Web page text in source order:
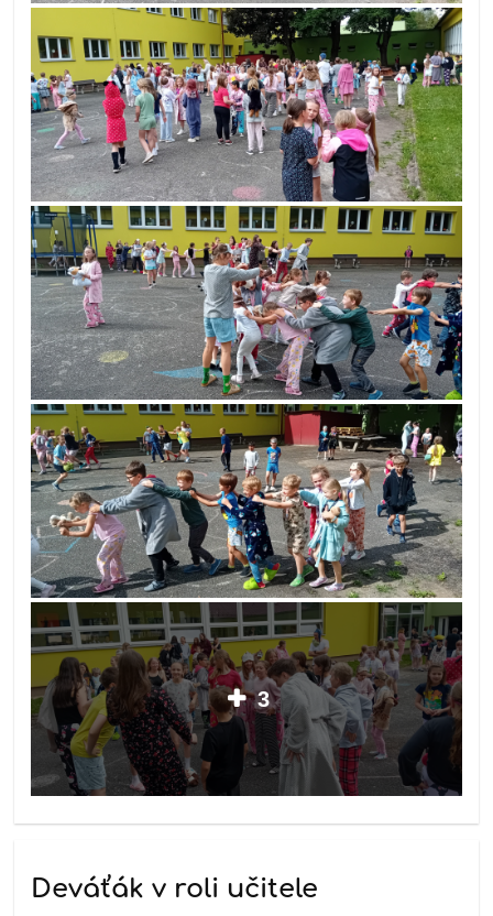
3
Deváťák v roli učitele